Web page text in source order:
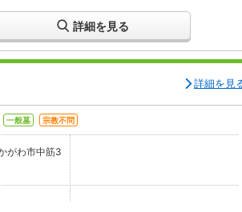
詳細を見る
詳細を見
一般墓 宗教不問
がわ市中筋3